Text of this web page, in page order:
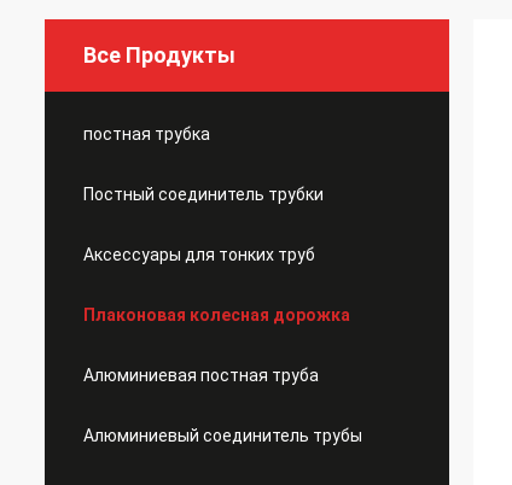
Все Продукты
постная трубка
Постный соединитель трубки
Аксессуары для тонких труб
Плаконовая колесная дорожка
Алюминиевая постная труба
Алюминиевый соединитель трубы